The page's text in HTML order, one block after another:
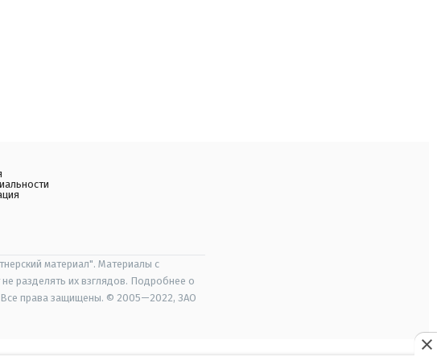
материал". Материалы с
разделять их взглядов. Подробнее о
Все права защищены. © 2005—2022, ЗАО